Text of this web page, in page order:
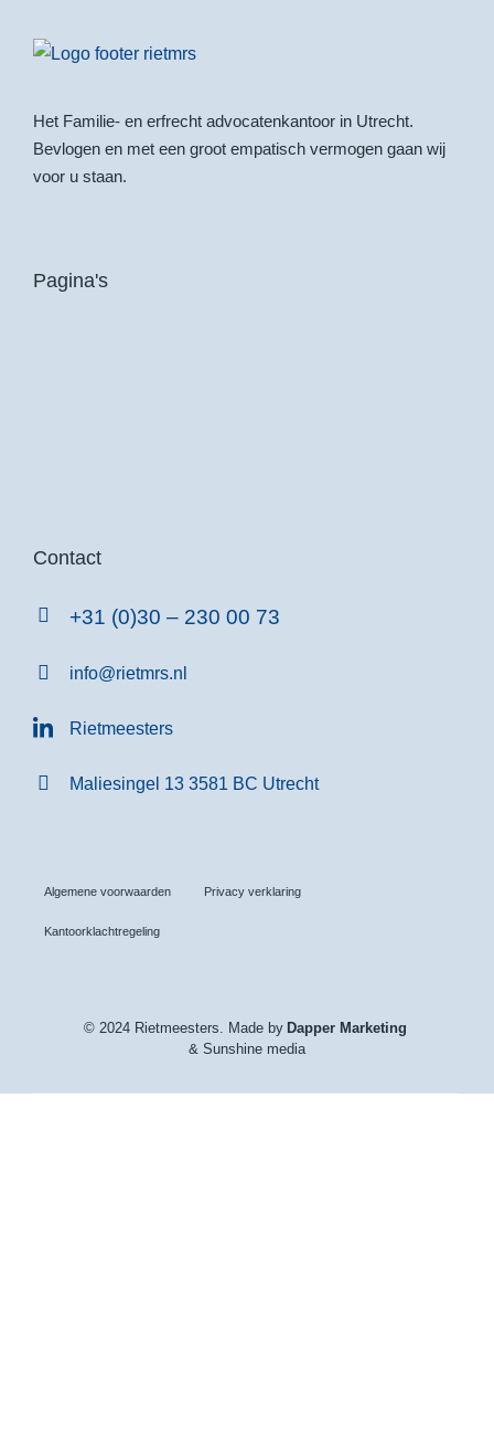
Het Familie- en erfrecht advocatenkantoor in Utrecht.
Bevlogen en met een groot empatisch vermogen gaan wij
voor u staan.
Pagina's
Contact
+31 (0)30 – 230 00 73
info@rietmrs.nl
Rietmeesters
Maliesingel 13 3581 BC Utrecht
Algemene voorwaarden Privacy verklaring
Kantoorklachtregeling
© 2024 Rietmeesters. Made by Dapper Marketing
& Sunshine media